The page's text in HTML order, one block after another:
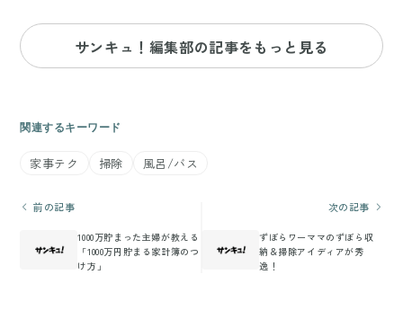
サンキュ！編集部の記事をもっと見る
関連するキーワード
家事テク 掃除 風呂/バス
前の記事
1000万貯まった主婦が教える
「1000万円貯まる家計簿のつ
け方」
次の記事
ずぼらワーママのずぼら収
納＆掃除アイディアが秀
逸！